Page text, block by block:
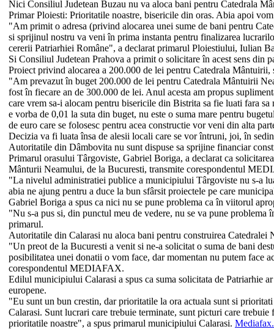
Nici Consiliul Judetean Buzau nu va aloca bani pentru Catedrala
Primar Ploiesti: Prioritatile noastre, bisericile din oras. Abia apoi
"Am primit o adresa (privind alocarea unei sume de bani pentru
si sprijinul nostru va veni în prima instanta pentru finalizarea
cererii Patriarhiei Române", a declarat primarul Ploiestiului, Iulian
Si Consiliul Judetean Prahova a primit o solicitare în acest sens din
Proiect privind alocarea a 200.000 de lei pentru Catedrala
"Am prevazut în buget 200.000 de lei pentru Catedrala Mântuirii
fost în fiecare an de 300.000 de lei. Anul acesta am propus
care vrem sa-i alocam pentru bisericile din Bistrita sa fie luati fara
e vorba de 0,01 la suta din buget, nu este o suma mare pentru
de euro care se folosesc pentru acea constructie vor veni din alta
Decizia va fi luata însa de alesii locali care se vor întruni, joi, în
Autoritatile din Dâmbovita nu sunt dispuse sa sprijine financiar
Primarul orasului Târgoviste, Gabriel Boriga, a declarat ca
Mânturii Neamului, de la Bucuresti, transmite corespondentul
"La nivelul administratiei publice a municipiului Târgoviste nu s-a
abia ne ajung pentru a duce la bun sfârsit proiectele pe care
Gabriel Boriga a spus ca nici nu se pune problema ca în viitorul
"Nu s-a pus si, din punctul meu de vedere, nu se va pune problema
primarul.
Autoritatile din Calarasi nu aloca bani pentru construirea Catedralei
"Un preot de la Bucuresti a venit si ne-a solicitat o suma de bani
posibilitatea unei donatii o vom face, dar momentan nu putem face
corespondentul MEDIAFAX.
Edilul municipiului Calarasi a spus ca suma solicitata de Patriarhie
europene.
"Eu sunt un bun crestin, dar prioritatile la ora actuala sunt si
Calarasi. Sunt lucrari care trebuie terminate, sunt picturi care
prioritatile noastre", a spus primarul municipiului Calarasi.